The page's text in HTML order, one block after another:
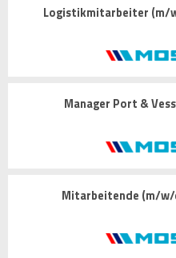
Logistikmitarbeiter (m/
Manager Port &
Mitarbeitende (m/w/